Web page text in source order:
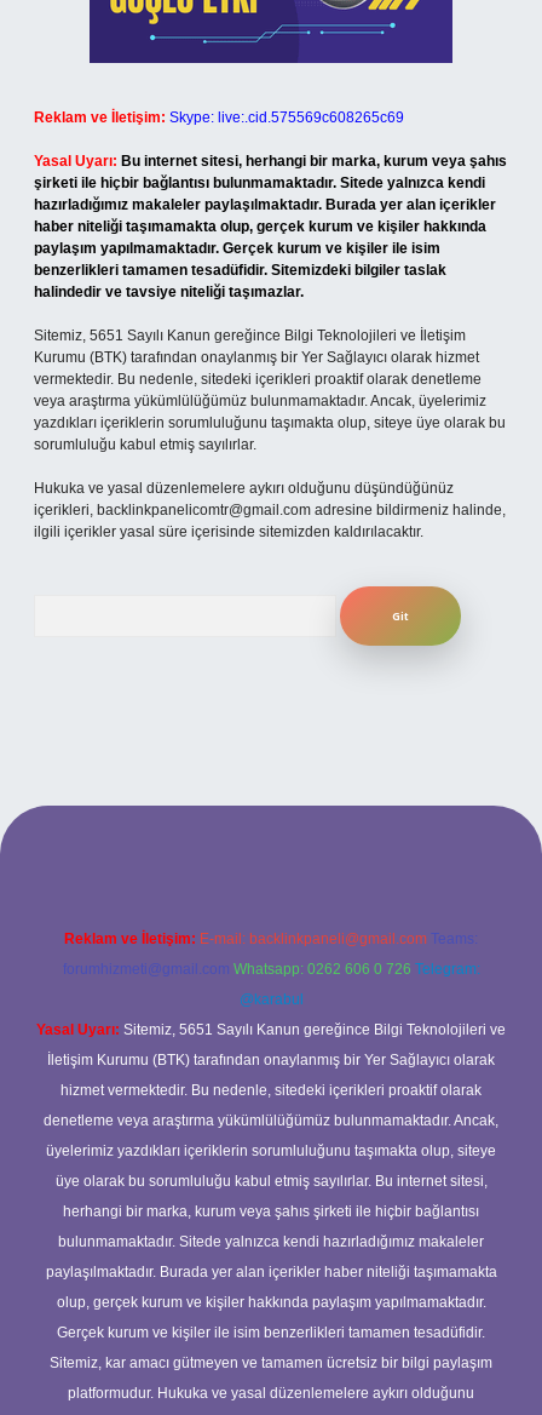
Reklam ve İletişim: Skype: live:.cid.575569c608265c69
Yasal Uyarı: Bu internet sitesi, herhangi bir marka, kurum veya şahıs
şirketi ile hiçbir bağlantısı bulunmamaktadır. Sitede yalnızca kendi
hazırladığımız makaleler paylaşılmaktadır. Burada yer alan içerikler
haber niteliği taşımamakta olup, gerçek kurum ve kişiler hakkında
paylaşım yapılmamaktadır. Gerçek kurum ve kişiler ile isim
benzerlikleri tamamen tesadüfidir. Sitemizdeki bilgiler taslak
halindedir ve tavsiye niteliği taşımazlar.
Sitemiz, 5651 Sayılı Kanun gereğince Bilgi Teknolojileri ve İletişim
Kurumu (BTK) tarafından onaylanmış bir Yer Sağlayıcı olarak hizmet
vermektedir. Bu nedenle, sitedeki içerikleri proaktif olarak denetleme
veya araştırma yükümlülüğümüz bulunmamaktadır. Ancak, üyelerimiz
yazdıkları içeriklerin sorumluluğunu taşımakta olup, siteye üye olarak bu
sorumluluğu kabul etmiş sayılırlar.
Hukuka ve yasal düzenlemelere aykırı olduğunu düşündüğünüz
içerikleri, backlinkpanelicomtr@gmail.com adresine bildirmeniz halinde,
ilgili içerikler yasal süre içerisinde sitemizden kaldırılacaktır.
yeni giriş adresi
Reklam ve İletişim: E-mail: backlinkpaneli@gmail.com Teams:
forumhizmeti@gmail.com Whatsapp: 0262 606 0 726 Telegram:
@karabul
Yasal Uyarı: Sitemiz, 5651 Sayılı Kanun gereğince Bilgi Teknolojileri ve
İletişim Kurumu (BTK) tarafından onaylanmış bir Yer Sağlayıcı olarak
hizmet vermektedir. Bu nedenle, sitedeki içerikleri proaktif olarak
denetleme veya araştırma yükümlülüğümüz bulunmamaktadır. Ancak,
üyelerimiz yazdıkları içeriklerin sorumluluğunu taşımakta olup, siteye
üye olarak bu sorumluluğu kabul etmiş sayılırlar. Bu internet sitesi,
herhangi bir marka, kurum veya şahıs şirketi ile hiçbir bağlantısı
bulunmamaktadır. Sitede yalnızca kendi hazırladığımız makaleler
paylaşılmaktadır. Burada yer alan içerikler haber niteliği taşımamakta
olup, gerçek kurum ve kişiler hakkında paylaşım yapılmamaktadır.
Gerçek kurum ve kişiler ile isim benzerlikleri tamamen tesadüfidir.
Sitemiz, kar amacı gütmeyen ve tamamen ücretsiz bir bilgi paylaşım
platformudur. Hukuka ve yasal düzenlemelere aykırı olduğunu